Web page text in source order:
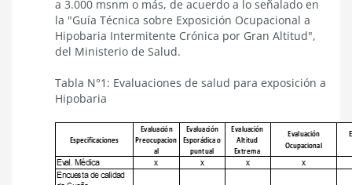
a 3.000 msnm o más, de acuerdo a lo señalado en
la "Guía Técnica sobre Exposición Ocupacional a
Hipobaria Intermitente Crónica por Gran Altitud",
del Ministerio de Salud.
Tabla N°1: Evaluaciones de salud para exposición a
Hipobaria